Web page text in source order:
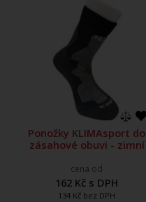
Ponožky KLIMAsport do
zásahové obuvi - zimní
cena od
162 Kč s DPH
134 Kč bez DPH